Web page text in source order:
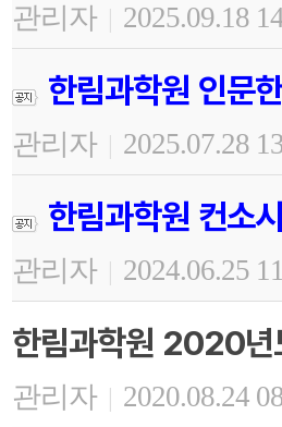
관리자 | 2025.09.18
한림과학원 인문
관리자 | 2025.07.28
한림과학원 컨소
관리자 | 2024.06.25
한림과학원 2020년
관리자 | 2020.08.24